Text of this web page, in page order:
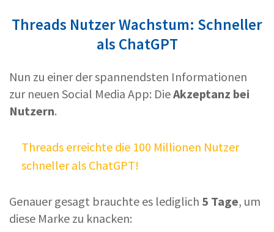
Threads Nutzer Wachstum: Schneller
als ChatGPT
Nun zu einer der spannendsten Informationen
zur neuen Social Media App: DieAkzeptanz bei
Nutzern.
Threads erreichte die 100 Millionen Nutzer
schneller als ChatGPT!
Genauer gesagt brauchte es lediglich 5 Tage, um
diese Marke zu knacken: